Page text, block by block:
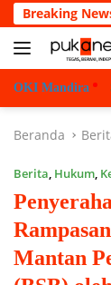
Langsung
ke
konten
Breaking
Papua,
OKI Mandira
Beranda
Berita, Hukum,
Mantan